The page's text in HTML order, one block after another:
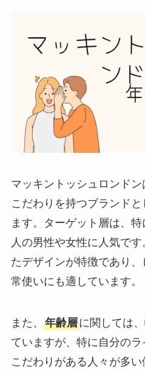
マッキントッシュロンドン
こだわりを持つブランド
ます。ターゲット層は、
人の男性や女性に人気で
たデザインが特徴であり
常使いにも適しています。
また、 年齢層に関しては
ていますが、特に自分の
こだわりがある人々が多